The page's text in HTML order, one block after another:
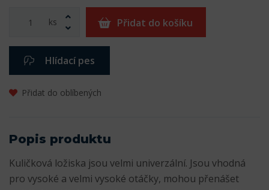
ks Přidat do košíku
Hlídací pes
Přidat do oblíbených
Popis produktu
Kuličková ložiska jsou velmi univerzální. Jsou vhodná
pro vysoké a velmi vysoké otáčky, mohou přenášet